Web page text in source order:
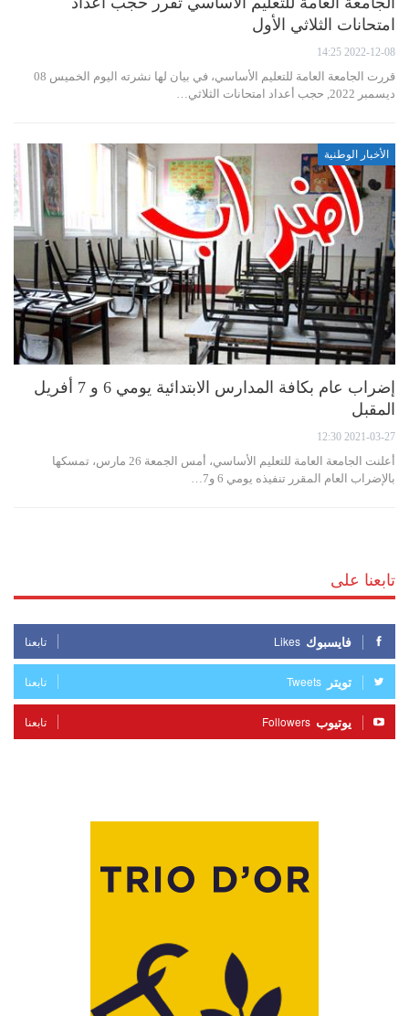
امتحانات الثلاثي الأول
2022-12-08 14:25
قررت الجامعة العامة للتعليم الأساسي، في بيان لها نشرته اليوم الخميس 08
ديسمبر 2022, حجب أعداد امتحانات الثلاثي…
الأخبار الوطنية
إضراب عام بكافة المدارس الابتدائية يومي 6 و 7 أفريل
المقبل
2021-03-27 12:30
أعلنت الجامعة العامة للتعليم الأساسي، أمس الجمعة 26 مارس، تمسكها
بالإضراب العام المقرر تنفيذه يومي 6 و7…
تابعنا على
فايسبوك Likes تابعنا
تويتر Tweets تابعنا
يوتيوب Followers تابعنا